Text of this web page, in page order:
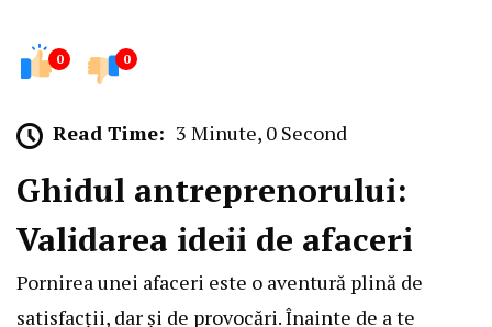
0 0
Read Time: 3 Minute, 0 Second
Ghidul antreprenorului:
Validarea ideii de afaceri
Pornirea unei afaceri este o aventură plină de
satisfacții, dar și de provocări. Înainte de a te